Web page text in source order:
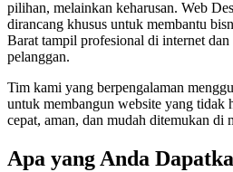
pilihan, melainkan keharusan. Web
dirancang khusus untuk membantu
Barattampil profesional di internet
pelanggan.
Tim kami yang berpengalaman
untuk membangun website yang tidak
cepat, aman, dan mudah ditemukan di
Apa yang Anda